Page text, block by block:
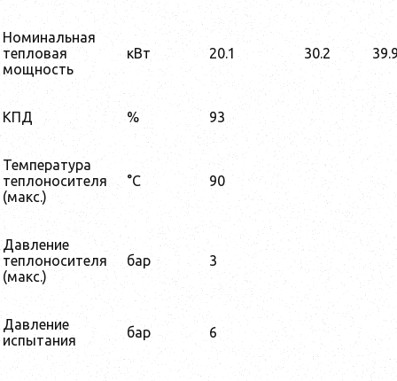
Номинальная
тепловая
мощность
кВт 20.1 30.2
КПД % 93
Температура
теплоносителя
(макс.)
°C 90
Давление
теплоносителя
(макс.)
бар 3
Давление
испытания
бар 6